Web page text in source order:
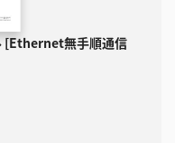
[Ethernet無手順通信